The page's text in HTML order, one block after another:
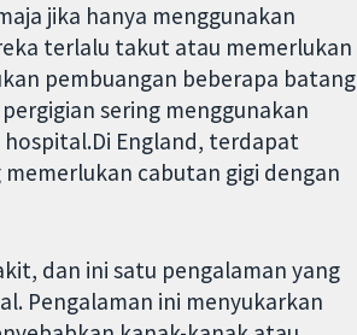
jika hanya menggunakan
terlalu takut atau memerlukan
pembuangan beberapa batang
sering menggunakan
England, terdapat
cabutan gigi dengan
dan ini satu pengalaman yang
Pengalaman ini menyukarkan